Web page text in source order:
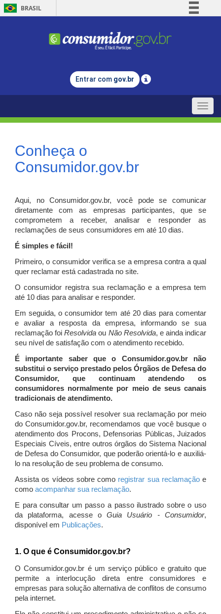
BRASIL
Comunica BR
Legislação
Entrar com gov.br
Toggle
Conheça o
Consumidor.gov.br
Aqui, no Consumidor.gov.br, você pode se comunicar
diretamente com as empresas participantes, que se
comprometem a receber, analisar e responder as
reclamações de seus consumidores em até 10 dias.
É simples e fácil!
Primeiro, o consumidor verifica se a empresa contra a qual
quer reclamar está cadastrada no site.
O consumidor registra sua reclamação e a empresa tem
até 10 dias para analisar e responder.
Em seguida, o consumidor tem até 20 dias para comentar
e avaliar a resposta da empresa, informando se sua
reclamação foiResolvida ou Não Resolvida, e ainda indicar
seu nível de satisfação com o atendimento recebido.
É importante saber que o Consumidor.gov.br não
substitui o serviço prestado pelos Órgãos de Defesa do
Consumidor, que continuam atendendo os
consumidores normalmente por meio de seus canais
tradicionais de atendimento.
Caso não seja possível resolver sua reclamação por meio
do Consumidor.gov.br, recomendamos que você busque o
atendimento dos Procons, Defensorias Públicas, Juizados
Especiais Cíveis, entre outros órgãos do Sistema Nacional
de Defesa do Consumidor, que poderão orientá-lo e auxiliá-
lo na resolução de seu problema de consumo.
Assista os vídeos sobre como registrar sua reclamaçãoe
como acompanhar sua reclamação.
E para consultar um passo a passo ilustrado sobre o uso
da plataforma, acesse oGuia Usuário - Consumidor,
disponível em Publicações.
1. O que é Consumidor.gov.br?
O Consumidor.gov.br é um serviço público e gratuito que
permite a interlocução direta entre consumidores e
empresas para solução alternativa de conflitos de consumo
pela internet.